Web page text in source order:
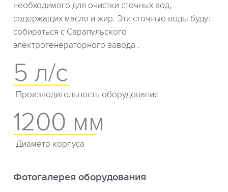
необходимого для очистки сточных вод,
содержащих масло и жир. Эти сточные воды будут
собираться с Сарапульского
электрогенераторного завода .
5 л/с
Производительность оборудования
1200 мм
Диаметр корпуса
Фотогалерея оборудования